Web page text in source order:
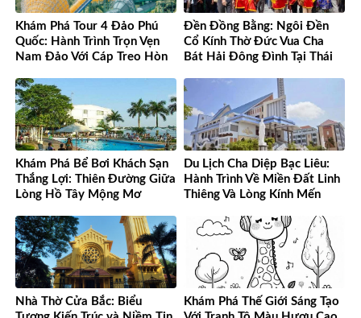
Khám Phá Tour 4 Đảo Phú
Quốc: Hành Trình Trọn Vẹn
Nam Đảo Với Cáp Treo Hòn
Đền Đồng Bằng: Ngôi Đền
Cổ Kính Thờ Đức Vua Cha
Bát Hải Đông Đình Tại Thái
Khám Phá Bể Bơi Khách Sạn
Thắng Lợi: Thiên Đường Giữa
Lòng Hồ Tây Mộng Mơ
Du Lịch Cha Diệp Bạc Liêu:
Hành Trình Về Miền Đất Linh
Thiêng Và Lòng Kính Mến
Nhà Thờ Cửa Bắc: Biểu
Khám Phá Thế Giới Sáng Tạo